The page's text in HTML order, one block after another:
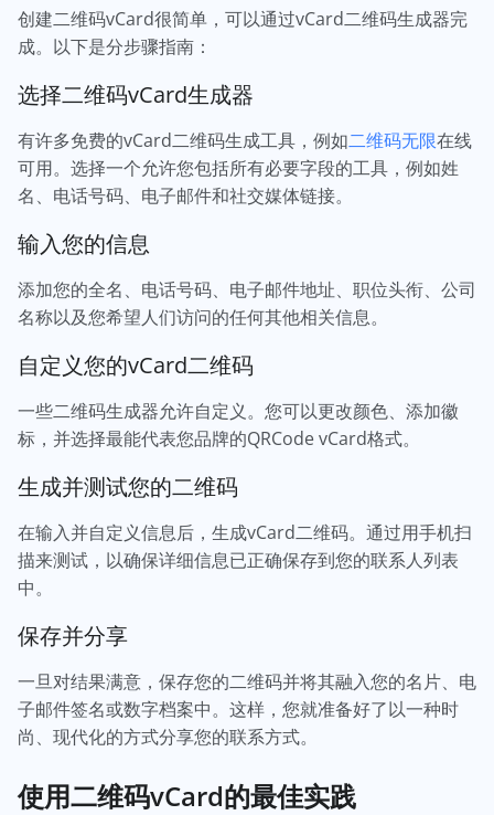
创建二维码vCard很简单，可以通过vCard二维码生成器完
成。以下是分步骤指南：
选择二维码vCard生成器
有许多免费的vCard二维码生成工具，例如二维码无限在线
可用。选择一个允许您包括所有必要字段的工具，例如姓
名、电话号码、电子邮件和社交媒体链接。
输入您的信息
添加您的全名、电话号码、电子邮件地址、职位头衔、公司
名称以及您希望人们访问的任何其他相关信息。
自定义您的vCard二维码
一些二维码生成器允许自定义。您可以更改颜色、添加徽
标，并选择最能代表您品牌的QRCode vCard格式。
生成并测试您的二维码
在输入并自定义信息后，生成vCard二维码。通过用手机扫
描来测试，以确保详细信息已正确保存到您的联系人列表
中。
保存并分享
一旦对结果满意，保存您的二维码并将其融入您的名片、电
子邮件签名或数字档案中。这样，您就准备好了以一种时
尚、现代化的方式分享您的联系方式。
使用二维码vCard的最佳实践